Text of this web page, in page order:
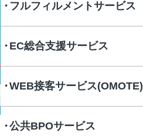
フルフィルメントサービス
EC総合支援サービス
WEB接客サービス(OMOTE)
公共BPOサービス